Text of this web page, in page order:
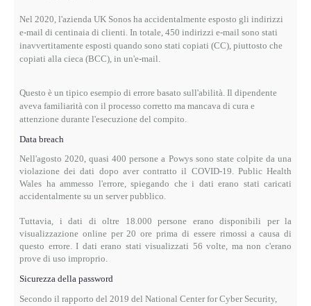
Nel 2020, l'azienda UK Sonos ha accidentalmente esposto gli indirizzi
e-mail di centinaia di clienti. In totale, 450 indirizzi e-mail sono stati
inavvertitamente esposti quando sono stati copiati (CC), piuttosto che
copiati alla cieca (BCC), in un'e-mail.
Questo è un tipico esempio di errore basato sull'abilità. Il dipendente
aveva familiarità con il processo corretto ma mancava di cura e
attenzione durante l'esecuzione del compito.
Data breach
Nell'agosto 2020, quasi 400 persone a Powys sono state colpite da una
violazione dei dati dopo aver contratto il COVID-19. Public Health
Wales ha ammesso l'errore, spiegando che i dati erano stati caricati
accidentalmente su un server pubblico.
Tuttavia, i dati di oltre 18.000 persone erano disponibili per la
visualizzazione online per 20 ore prima di essere rimossi a causa di
questo errore.I dati erano stati visualizzati 56 volte, ma non c'erano
prove di uso improprio.
Sicurezza della password
Secondo il rapporto del 2019 del National Center for Cyber ​​Security,